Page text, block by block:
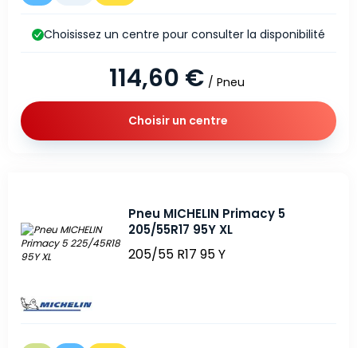
114,60 € / Pneu
Choisissez un centre pour consulter la disponibilité
Choisir un centre
Pneu MICHELIN Primacy 5
205/55R17 95Y XL
205/55 R17 95 Y